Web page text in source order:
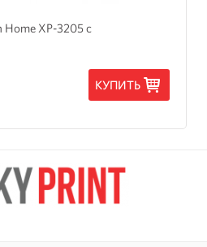
XP-3205 с
КУПИТЬ